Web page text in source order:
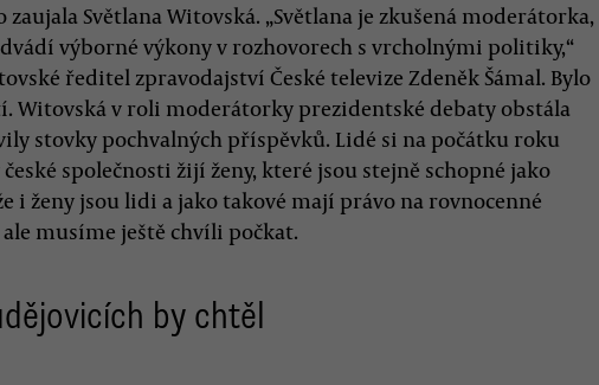
Světlana Witovská. „Světlana je zkušená moderátorka,
výborné výkony v rozhovorech s vrcholnými politiky,“
ředitel zpravodajství České televize Zdeněk Šámal. Bylo
Witovská v roli moderátorky prezidentské debaty obstála
stovky pochvalných příspěvků. Lidé si na počátku roku
společnosti žijí ženy, které jsou stejně schopné jako
i ženy jsou lidi a jako takové mají právo na rovnocenné
musíme ještě chvíli počkat.
by chtěl